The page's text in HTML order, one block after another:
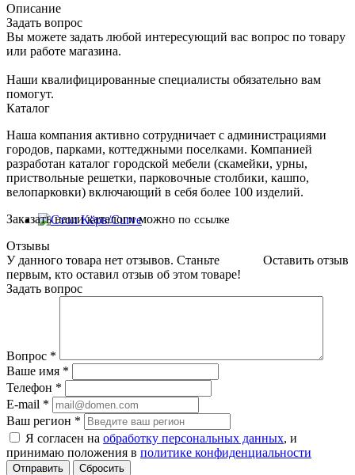
Описание
Задать вопрос
Вы можете задать любой интересующий вас вопрос по товару
или работе магазина.
Наши квалифицированные специалисты обязательно вам
помогут.
Каталог
Наша компания активно сотрудничает с администрациями
городов, парками, коттеджными поселками. Компанией
разработан каталог городской мебели (скамейки, урны,
приствольные решетки, парковочные столбики, кашпо,
велопарковки) включающий в себя более 100 изделий.
Заказать наши каталоги можно по ссылке
Отзывы
Оставить отзыв
У данного товара нет отзывов. Станьте
первым, кто оставил отзыв об этом товаре!
Задать вопрос
Вопрос *
Ваше имя *
Телефон *
E-mail *
Ваш регион *
Я согласен на обработку персональных данных, и
принимаю положения в политике конфиденциальности
Сбросить